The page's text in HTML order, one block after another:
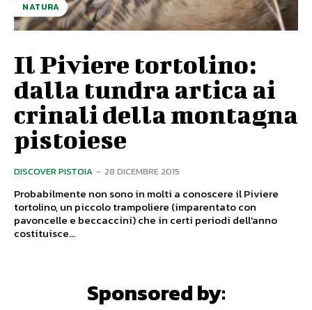
NATURA
Il Piviere tortolino:
dalla tundra artica ai
crinali della montagna
pistoiese
DISCOVER PISTOIA - 28 DICEMBRE 2015
Probabilmente non sono in molti a conoscere il Piviere
tortolino, un piccolo trampoliere (imparentato con
pavoncelle e beccaccini) che in certi periodi dell'anno
costituisce...
Sponsored by: